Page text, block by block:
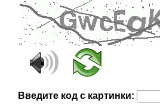
Введите код с картинки: